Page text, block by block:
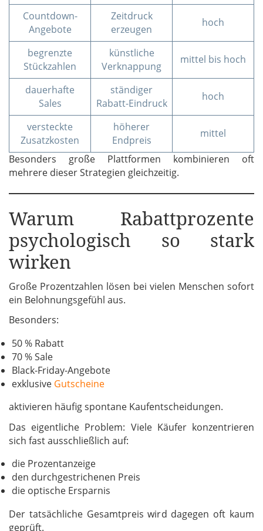
Countdown-
Angebote
Zeitdruck
erzeugen
hoch
begrenzte
Stückzahlen
künstliche
Verknappung
mittel bis hoch
dauerhafte
Sales
ständiger
Rabatt-Eindruck
hoch
versteckte
Zusatzkosten
höherer
Endpreis
mittel
Besonders große Plattformen kombinieren oft
mehrere dieser Strategien gleichzeitig.
Warum Rabattprozente
psychologisch so stark
wirken
Große Prozentzahlen lösen bei vielen Menschen sofort
ein Belohnungsgefühl aus.
Besonders:
50 % Rabatt
70 % Sale
Black-Friday-Angebote
exklusive Gutscheine
aktivieren häufig spontane Kaufentscheidungen.
Das eigentliche Problem: Viele Käufer konzentrieren
sich fast ausschließlich auf:
die Prozentanzeige
den durchgestrichenen Preis
die optische Ersparnis
Der tatsächliche Gesamtpreis wird dagegen oft kaum
geprüft.